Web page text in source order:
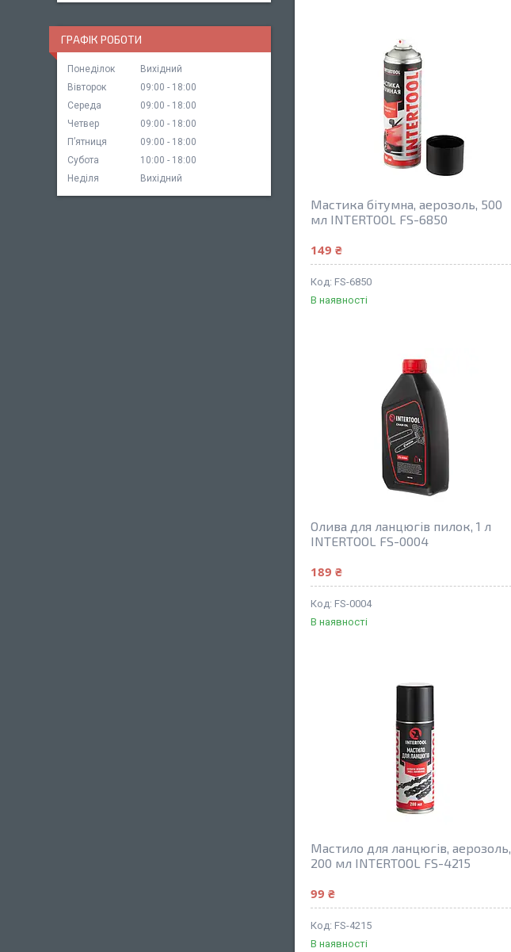
Мастика бітумна, аерозоль, 500
мл INTERTOOL FS-6850
149 ₴
FS-6850
В наявності
Олива для ланцюгів пилок, 1 л
INTERTOOL FS-0004
189 ₴
FS-0004
В наявності
Мастило для ланцюгів, аерозоль,
200 мл INTERTOOL FS-4215
99 ₴
FS-4215
В наявності
ГРАФІК РОБОТИ
Понеділок
Вихідний
Вівторок
09:00
18:00
Середа
09:00
18:00
Четвер
09:00
18:00
Пʼятниця
09:00
18:00
Субота
10:00
18:00
Неділя
Вихідний